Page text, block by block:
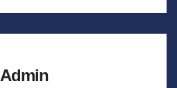
Admin